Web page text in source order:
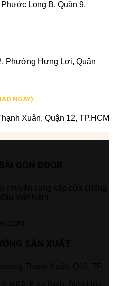
Long B, Quận 9,
Phường Hưng Lợi, Quận
NGAY):
Xuân, Quận 12, TP.HCM